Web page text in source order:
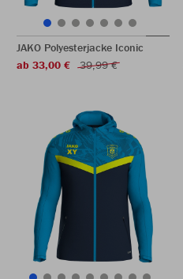
JAKO Polyesterjacke Iconic
ab 33,00 €
39,99 €